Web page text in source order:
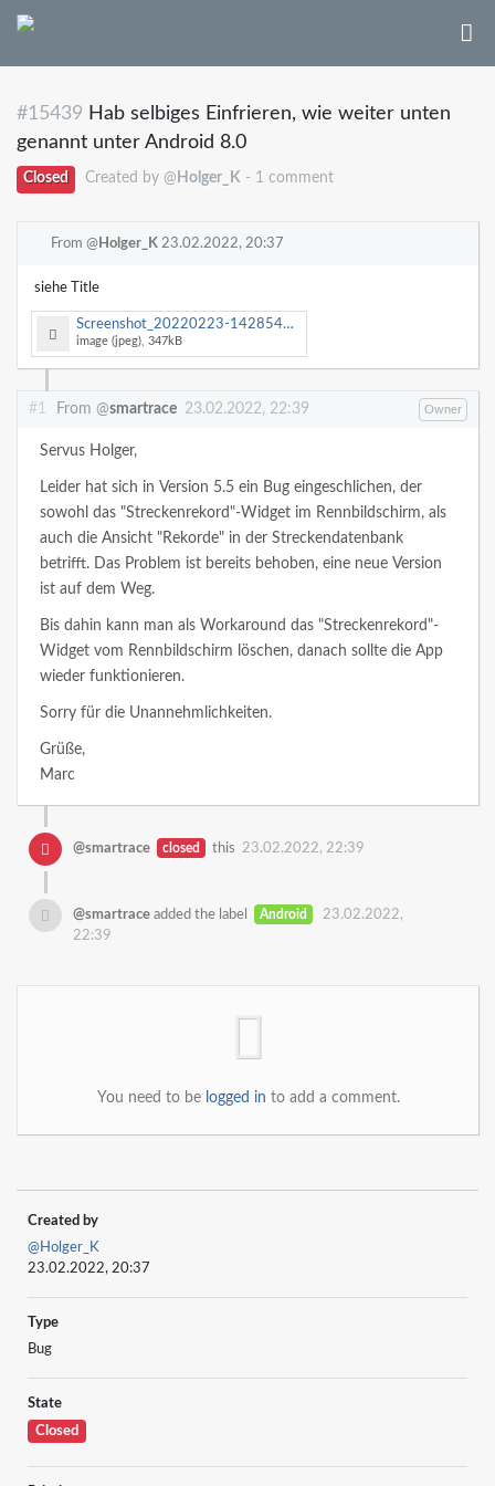
#15439 Hab selbiges Einfrieren, wie weiter unten
genannt unter Android 8.0
Closed Created by @ Holger_K - 1 comment
From @Holger_K 23.02.2022, 20:37
siehe Title
Screenshot_20220223-142854.jpg
image (jpeg), 347kB
#1 From @smartrace 23.02.2022, 22:39 Owner
Servus Holger,
Leider hat sich in Version 5.5 ein Bug eingeschlichen, der
sowohl das "Streckenrekord"-Widget im Rennbildschirm, als
auch die Ansicht "Rekorde" in der Streckendatenbank
betrifft. Das Problem ist bereits behoben, eine neue Version
ist auf dem Weg.
Bis dahin kann man als Workaround das "Streckenrekord"-
Widget vom Rennbildschirm löschen, danach sollte die App
wieder funktionieren.
Sorry für die Unannehmlichkeiten.
Grüße,
Marc
@smartrace closed this 23.02.2022, 22:39
@smartrace added the label Android
23.02.2022,
22:39
You need to be logged in to add a comment.
Created by
@Holger_K
23.02.2022, 20:37
Type
Bug
State
Closed